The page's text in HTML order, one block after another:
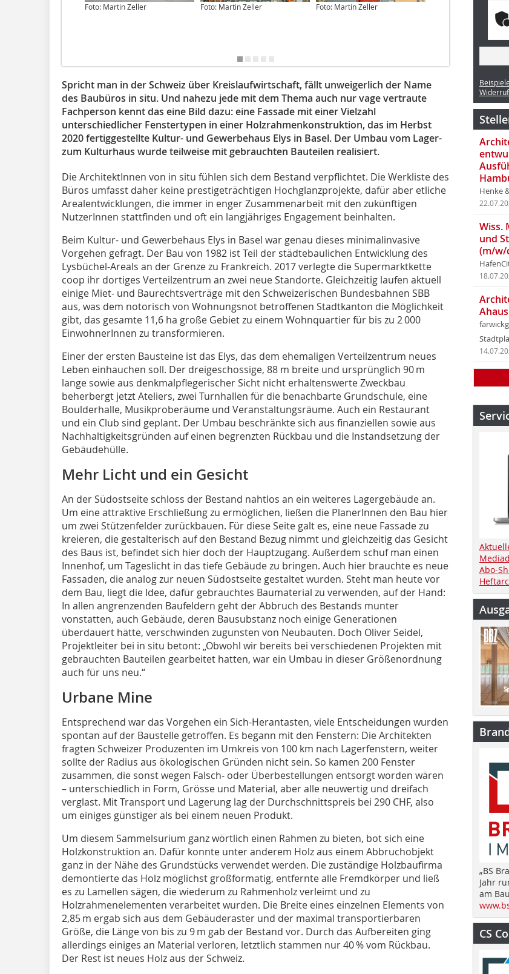
Foto: Martin Zeller Foto: Martin Zeller Foto: Martin Zeller Foto: HUSNER AG
Spricht man in der Schweiz über Kreislaufwirtschaft, fällt unweigerlich der Name
des Baubüros in situ. Und nahezu jede mit dem Thema auch nur vage vertraute
Fachperson kennt das eine Bild dazu: eine Fassade mit einer Vielzahl
unterschiedlicher Fenstertypen in einer Holzrahmenkonstruktion, das im Herbst
2020 fertiggestellte Kultur- und Gewerbehaus Elys in Basel. Der Umbau vom Lager-
zum Kulturhaus wurde teilweise mit gebrauchten Bauteilen realisiert.
Die ArchitektInnen von in situ fühlen sich dem Bestand verpflichtet. Die Werkliste des
Büros umfasst daher keine prestige­trächtigen Hochglanzprojekte, dafür aber etliche
Arealentwicklungen, die immer in enger Zusammenarbeit mit den zukünftigen
NutzerInnen stattfinden und oft ein langjähriges Engagement beinhalten.
Beim Kultur- und Gewerbehaus Elys in Basel war genau dieses minimalinvasive
Vorgehen gefragt. Der Bau von 1982 ist Teil der städtebaulichen Entwicklung des
Lysbüchel-Areals an der Grenze zu Frankreich. 2017 verlegte die Supermarktkette
coop ihr dortiges Verteilzentrum an zwei neue Standorte. Gleichzeitig laufen aktuell
einige Miet- und Baurechtsverträge mit den Schweizerischen Bundesbahnen SBB
aus, was dem notorisch von Wohnungsnot betroffenen Stadtkanton die Möglichkeit
gibt, das gesamte 11,6 ha große Gebiet zu einem Wohnquartier für bis zu 2 000
EinwohnerInnen zu transformieren.
Einer der ersten Bausteine ist das Elys, das dem ehemaligen Verteilzentrum neues
Leben einhauchen soll. Der dreigeschossige, 88 m breite und ursprünglich 90 m
lange sowie aus denkmalpflegerischer Sicht nicht erhaltenswerte Zweckbau
beherbergt jetzt Ateliers, zwei Turnhallen für die benachbarte Grundschule, eine
Boulderhalle, Musikproberäume und Veranstaltungsräume. Auch ein Restaurant
und ein Club sind ge­plant. Der Umbau beschränkte sich aus finanziellen sowie aus
Nachhaltigkeitsgründen auf einen begrenzten Rückbau und die ­Instandsetzung der
Gebäudehülle.
Mehr Licht und ein Gesicht
An der Südostseite schloss der Bestand nahtlos an ein weiteres Lagergebäude an.
Um eine attraktive Erschließung zu ermöglichen, ließen die PlanerInnen den Bau hier
um zwei Stützenfelder zurückbauen. Für diese Seite galt es, eine neue Fassade zu
kreieren, die gestalterisch auf den Bestand Bezug nimmt und gleichzeitig das Gesicht
des Baus ist, befindet sich hier doch der Hauptzugang. Außerdem schuf man einen
Innenhof, um Tageslicht in das tiefe Gebäude zu bringen. Auch hier brauchte es neue
Fassaden, die analog zur neuen Südostseite gestaltet wurden. Steht man heute vor
dem Bau, liegt die Idee, dafür gebrauchtes Baumaterial zu verwenden, auf der Hand:
In allen angrenzenden Baufeldern geht der Abbruch des Bestands munter
vonstatten, auch Gebäude, deren Bausubstanz noch einige Generationen
überdauert hätte, verschwinden zugunsten von Neubauten. Doch Oliver Seidel,
Projektleiter bei in situ betont: „Obwohl wir bereits bei verschiedenen Projekten mit
gebrauchten Bauteilen gearbeitet hatten, war ein Umbau in dieser Größenordnung
auch für uns neu.“
Urbane Mine
Entsprechend war das Vorgehen ein Sich-Herantasten, viele Entscheidungen wurden
spontan auf der Baustelle getroffen. Es begann mit den Fenstern: Die Architekten
fragten Schweizer Produzenten im Umkreis von 100 km nach Lagerfenstern, weiter
sollte der Radius aus ökologischen Gründen nicht sein. So kamen 200 Fenster
zusammen, die sonst wegen Falsch- oder Überbestellungen entsorgt worden wären
– unterschiedlich in Form, Grösse und Material, aber alle neuwertig und dreifach
verglast. Mit Transport und Lagerung lag der Durchschnittspreis bei 290 CHF, also
um einiges günstiger als bei einem neuen Produkt.
Um diesem Sammelsurium ganz wörtlich einen Rahmen zu bieten, bot sich eine
Holzkonstruktion an. Dafür konnte unter anderem Holz aus einem Abbruchobjekt
ganz in der Nähe des Grundstücks verwendet werden. Die zuständige Holzbaufirma
demontierte das Holz möglichst großformatig, entfernte alle Fremdkörper und ließ
es zu Lamellen sägen, die wiederum zu Rahmenholz verleimt und zu
Holzrahmenelementen verarbeitet wurden. Die Breite eines einzelnen Elements von
2,85 m ergab sich aus dem Gebäuderaster und der maximal transportierbaren
Größe, die Länge von bis zu 9 m gab der Bestand vor. Durch das Aufbereiten ging
allerdings einiges an Material verloren, letztlich stammen nur 40 % vom Rückbau.
Der Rest ist neues Holz aus der Schweiz.
Widerruf
Henke
Wiss.
und
(m/w/
Abo-
„BS
Jahr
am
CS